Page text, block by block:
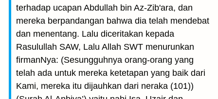
terhadap ucapan Abdullah bin Az-Zib'ara, dan
mereka berpandangan bahwa dia telah mendebat
dan menentang. Lalu diceritakan kepada
Rasulullah SAW, Lalu Allah SWT menurunkan
firmanNya: (Sesungguhnya orang-orang yang
telah ada untuk mereka ketetapan yang baik dari
Kami, mereka itu dijauhkan dari neraka (101))